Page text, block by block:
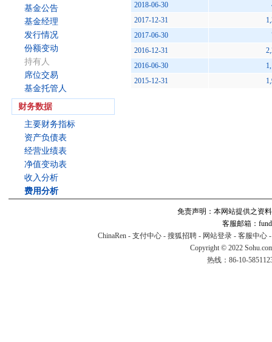
基金公告
基金经理
发行情况
份额变动
持有人
席位交易
基金托管人
财务数据
主要财务指标
资产负债表
经营业绩表
净值变动表
收入分析
费用分析
2018-06-30
2017-12-31
2017-06-30
2016-12-31
2016-06-30
2015-12-31
免责声明：本网站提供之资
客服邮箱：
ChinaRen - 支付中心 - 搜狐招聘 - 网站登录 - 客服中心
Copyright © 2022
热线：86-10-